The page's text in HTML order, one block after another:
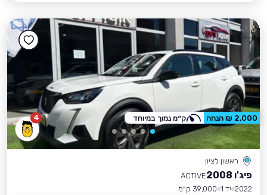
4
ראשון לציון
פיג'ו 2008
ACTIVE
2022 יד 1
39,000 ק״מ
2,000 ₪ הנחה ק״מ נמוך במיוחד